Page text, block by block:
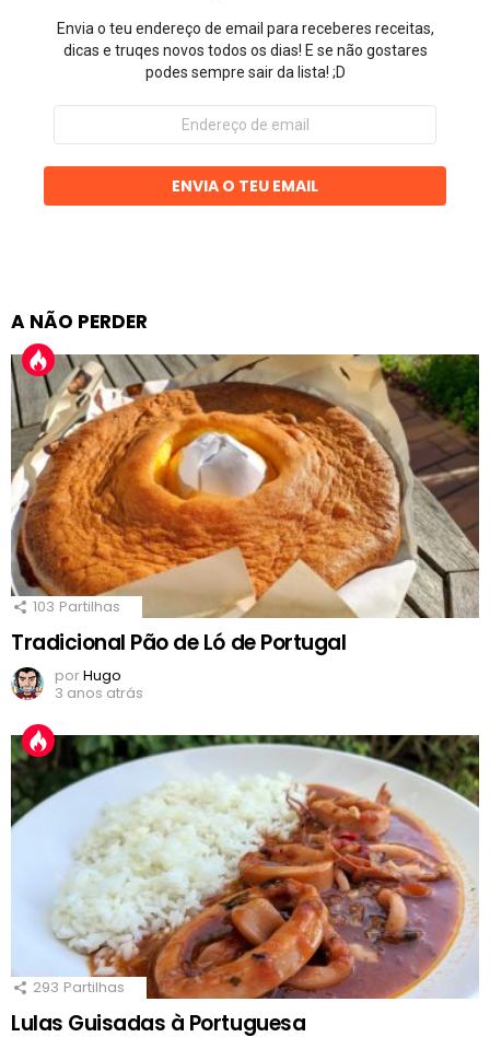
Envia o teu endereço de email para receberes receitas,
dicas e truqes novos todos os dias! E se não gostares
podes sempre sair da lista! ;D
Endereço
email
ENVIA O TEU EMAIL
A NÃO PERDER
103 Partilhas
Tradicional Pão de Ló de Portugal
porHugo
3 anos atrás
293 Partilhas
Lulas Guisadas à Portuguesa